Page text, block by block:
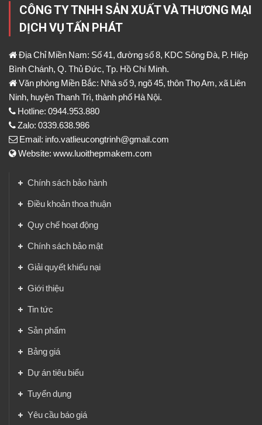
CÔNG TY TNHH SẢN XUẤT VÀ THƯƠNG MẠI
DỊCH VỤ TẤN PHÁT
Địa Chỉ Miền Nam: Số 41, đường số 8, KDC Sông Đà, P. Hiệp
Bình Chánh, Q. Thủ Đức, Tp. Hồ Chí Minh.
Văn phòng Miền Bắc: Nhà số 9, ngõ 45, thôn Thọ Am, xã Liên
Ninh, huyện Thanh Trì, thành phố Hà Nội.
Hotline: 0944.953.880
Zalo: 0339.638.986
Email: info.vatlieucongtrinh@gmail.com
Website: www.luoithepmakem.com
Chính sách bảo hành
Điều khoản thoa thuận
Quy chế hoạt động
Chính sách bảo mật
Giải quyết khiếu nại
Giới thiệu
Tin tức
Sản phẩm
Bảng giá
Dự án tiêu biểu
Tuyển dụng
Yêu cầu báo giá